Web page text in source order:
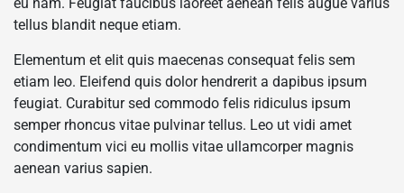
tellus blandit neque etiam.
Elementum et elit quis maecenas consequat felis sem
etiam leo. Eleifend quis dolor hendrerit a dapibus ipsum
feugiat. Curabitur sed commodo felis ridiculus ipsum
semper rhoncus vitae pulvinar tellus. Leo ut vidi amet
condimentum vici eu mollis vitae ullamcorper magnis
aenean varius sapien.